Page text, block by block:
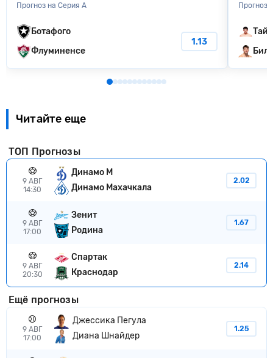
Прогноз на Серия А
Ботафого
Флуминенсе
1.13
Прогноз
Тай
Читайте еще
ТОП Прогнозы
9 АВГ
14:30
Динамо М
Динамо Махачкала
2.02
9 АВГ
17:00
Зенит
Родина
1.67
9 АВГ
20:30
Спартак
Краснодар
2.14
Ещё прогнозы
9 АВГ
17:00
Джессика Пегула
Диана Шнайдер
1.25